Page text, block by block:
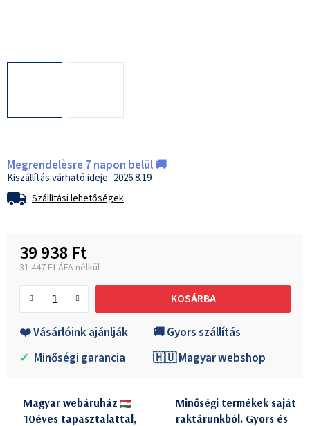
Megrendelèsre 7 napon belül 🚚
2026.8.19
Szállítási lehetőségek
39 938 Ft
31 447 Ft ÁFA nélkül
KOSÁRBA
❤️ Vásárlóink ajánlják
🚚 Gyors szállítás
✓ Minőségi garancia 🇭🇺 Magyar webshop
Magyar webáruház
10éves tapasztalattal,
Minőségi termékek saját
raktárunkból. Gyors és